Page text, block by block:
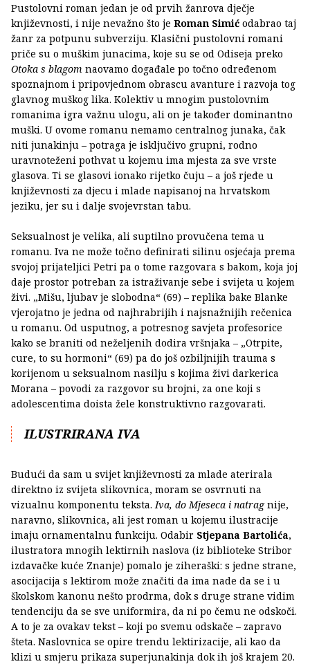
Pustolovni roman jedan je od prvih žanrova dječje
književnosti, i nije nevažno što je Roman Simić odabrao taj
žanr za potpunu subverziju. Klasični pustolovni romani
priče su o muškim junacima, koje su se od Odiseja preko
Otoka s blagom naovamo događale po točno određenom
spoznajnom i pripovjednom obrascu avanture i razvoja tog
glavnog muškog lika. Kolektiv u mnogim pustolovnim
romanima igra važnu ulogu, ali on je također dominantno
muški. U ovome romanu nemamo centralnog junaka, čak
niti junakinju – potraga je isključivo grupni, rodno
uravnoteženi pothvat u kojemu ima mjesta za sve vrste
glasova. Ti se glasovi ionako rijetko čuju – a još rjeđe u
književnosti za djecu i mlade napisanoj na hrvatskom
jeziku, jer su i dalje svojevrstan tabu.
Seksualnost je velika, ali suptilno provučena tema u
romanu. Iva ne može točno definirati silinu osjećaja prema
svojoj prijateljici Petri pa o tome razgovara s bakom, koja joj
daje prostor potreban za istraživanje sebe i svijeta u kojem
živi. „Mišu, ljubav je slobodna“ (69) – replika bake Blanke
vjerojatno je jedna od najhrabrijih i najsnažnijih rečenica
u romanu. Od usputnog, a potresnog savjeta profesorice
kako se braniti od neželjenih dodira vršnjaka – „Otrpite,
cure, to su hormoni“ (69) pa do još ozbiljnijih trauma s
korijenom u seksualnom nasilju s kojima živi darkerica
Morana – povodi za razgovor su brojni, za one koji s
adolescentima doista žele konstruktivno razgovarati.
ILUSTRIRANA IVA
Budući da sam u svijet književnosti za mlade aterirala
direktno iz svijeta slikovnica, moram se osvrnuti na
vizualnu komponentu teksta.Iva, do Mjeseca i natragnije,
naravno, slikovnica, ali jest roman u kojemu ilustracije
imaju ornamentalnu funkciju. Odabir Stjepana Bartolića,
ilustratora mnogih lektirnih naslova (iz biblioteke Stribor
izdavačke kuće Znanje) pomalo je ziheraški: s jedne strane,
asocijacija s lektirom može značiti da ima nade da se i u
školskom kanonu nešto prodrma, dok s druge strane vidim
tendenciju da se sve uniformira, da ni po čemu ne odskoči.
A to je za ovakav tekst – koji po svemu odskače – zapravo
šteta. Naslovnica se opire trendu lektirizacije, ali kao da
klizi u smjeru prikaza superjunakinja dok ih još krajem 20.